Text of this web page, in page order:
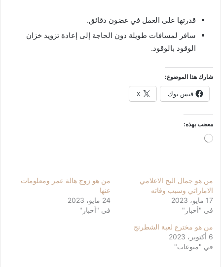
قدرتها على العمل في غضون دقائق.
سافر لمسافات طويلة دون الحاجة إلى إعادة تزويد خزان
الوقود بالوقود.
شارك هذا الموضوع:
فيس بوك X
معجب بهذه:
جاري
من هو جمال البح الاعلامي
الاماراتي وسبب وفاته
17 مايو، 2023
في "أخبار"
من هو زوج هالة عمر ومعلومات
عنها
24 مايو، 2023
في "أخبار"
من هو مخترع لعبة الشطرنج
6 أكتوبر، 2023
في "منوعات"